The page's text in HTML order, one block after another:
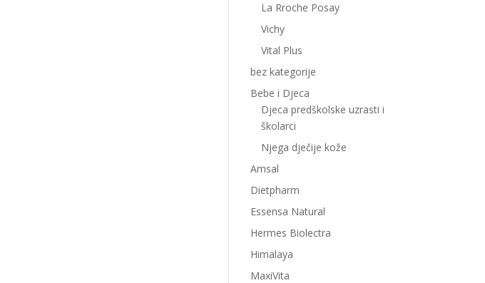
La Rroche Posay
Vichy
Vital Plus
bez kategorije
Bebe i Djeca
Djeca predškolske uzrasti i
školarci
Njega dječije kože
Amsal
Dietpharm
Essensa Natural
Hermes Biolectra
Himalaya
MaxiVita